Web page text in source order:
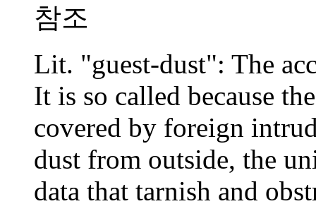
참조
Lit. "guest-dust": The
It is so called because
covered by foreign
dust from outside, the
data that tarnish and